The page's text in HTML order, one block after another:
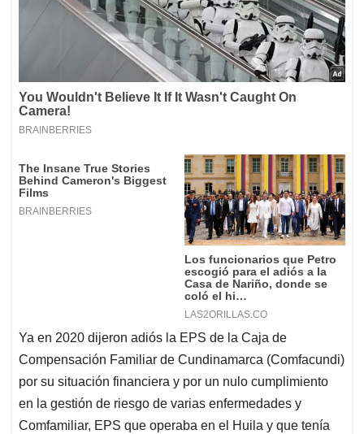
Ya en 2020 dijeron adiós la EPS de la Caja de
Compensación Familiar de Cundinamarca (Comfacundi)
por su situación financiera y por un nulo cumplimiento
en la gestión de riesgo de varias enfermedades y
Comfamiliar, EPS que operaba en el Huila y que tenía